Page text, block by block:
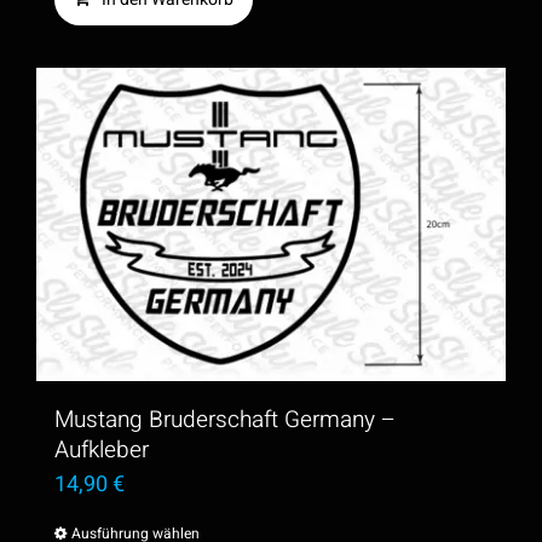
Mustang Bruderschaft Germany –
Aufkleber
14,90€
Ausführung wählen